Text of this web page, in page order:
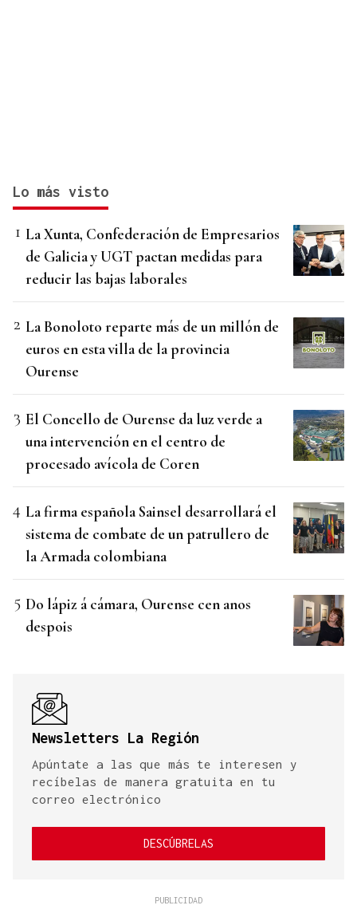
Lo más visto
La Xunta, Confederación de Empresarios
de Galicia y UGT pactan medidas para
reducir las bajas laborales
La Bonoloto reparte más de un millón de
euros en esta villa de la provincia
Ourense
El Concello de Ourense da luz verde a
una intervención en el centro de
procesado avícola de Coren
La firma española Sainsel desarrollará el
sistema de combate de un patrullero de
la Armada colombiana
Do lápiz á cámara, Ourense cen anos
despois
Newsletters La Región
Apúntate a las que más te interesen y
recíbelas de manera gratuita en tu
correo electrónico
DESCÚBRELAS